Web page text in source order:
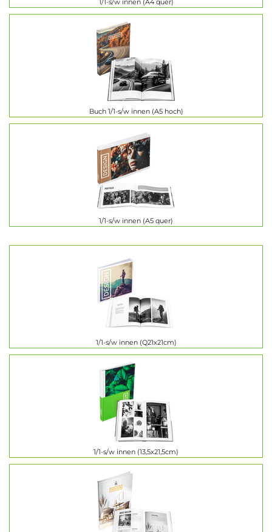
Buch 1/1-s/w innen (A5 hoch)
1/1-s/w innen (A5 quer)
1/1-s/w innen (Q21x21cm)
1/1-s/w innen (13,5x21,5cm)